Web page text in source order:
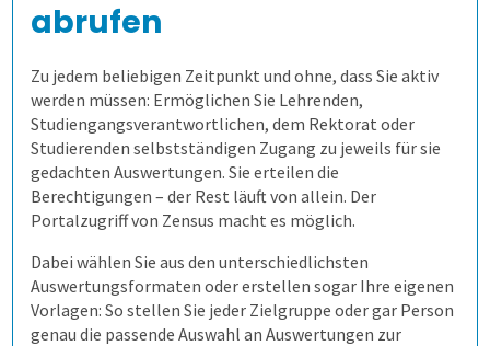
Kennenlernen
Referenzen
Schulungen und Webinare
Datenschutz
Lehrevaluation
Kursevaluation
Modulevaluation
Internationale Studiengänge
Wer erfährt was, und wie?
Auswertungen direkt abrufen
Anonymität sicherstellen
Ergebnisse
abrufen
Zu jedem beliebigen Zeitpunkt und ohne, dass Sie aktiv
werden müssen: Ermöglichen Sie Lehrenden,
Studiengangsverantwortlichen, dem Rektorat oder
Studierenden selbstständigen Zugang zu jeweils für sie
gedachten Auswertungen. Sie erteilen die
Berechtigungen – der Rest läuft von allein. Der
Portalzugriff von Zensus macht es möglich.
Dabei wählen Sie aus den unterschiedlichsten
Auswertungsformaten oder erstellen sogar Ihre eigenen
Vorlagen: So stellen Sie jeder Zielgruppe oder gar Person
genau die passende Auswahl an Auswertungen zur